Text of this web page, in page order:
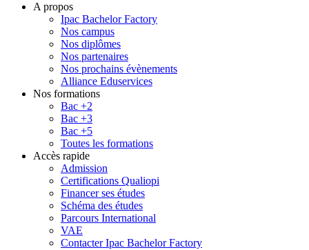
A propos
Ipac Bachelor Factory
Nos campus
Nos diplômes
Nos partenaires
Nos prochains évènements
Alliance Eduservices
Nos formations
Bac +2
Bac +3
Bac +5
Toutes les formations
Accès rapide
Admission
Certifications Qualiopi
Financer ses études
Schéma des études
Parcours International
VAE
Contacter Ipac Bachelor Factory